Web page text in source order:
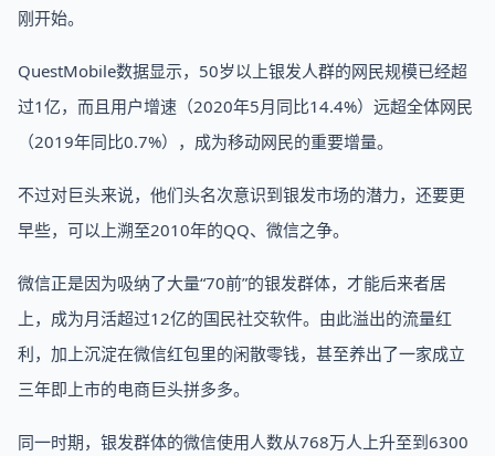
刚开始。
QuestMobile数据显示，50岁以上银发人群的网民规模已经超
过1亿，而且用户增速（2020年5月同比14.4%）远超全体网民
（2019年同比0.7%），成为移动网民的重要增量。
不过对巨头来说，他们头名次意识到银发市场的潜力，还要更
早些，可以上溯至2010年的QQ、微信之争。
微信正是因为吸纳了大量“70前”的银发群体，才能后来者居
上，成为月活超过12亿的国民社交软件。由此溢出的流量红
利，加上沉淀在微信红包里的闲散零钱，甚至养出了一家成立
三年即上市的电商巨头拼多多。
同一时期，银发群体的微信使用人数从768万人上升至到6300